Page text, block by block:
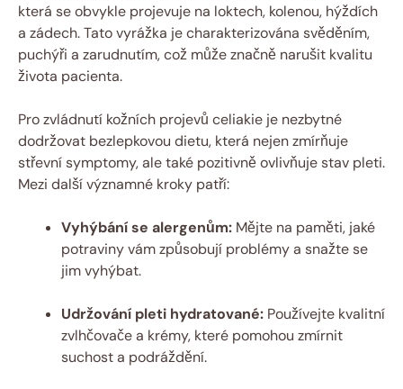
která se ‍obvykle projevuje na​ loktech, kolenou, hýždích
a zádech. Tato vyrážka je charakterizována svěděním, ​
puchýři a ​zarudnutím, což může značně narušit kvalitu
života pacienta.
Pro zvládnutí ⁤kožních projevů celiakie ⁣je nezbytné
dodržovat bezlepkovou ‍dietu, která nejen⁢ zmírňuje
střevní symptomy, ale ⁢také pozitivně ovlivňuje stav pleti.
Mezi další ⁤významné kroky patří:
Vyhýbání se alergenům: Mějte na paměti, jaké
potraviny vám způsobují problémy a snažte ⁣se ​
jim vyhýbat.
Udržování​ pleti hydratované: Používejte kvalitní
‍zvlhčovače ⁤a krémy, které pomohou zmírnit‍
suchost a podráždění.